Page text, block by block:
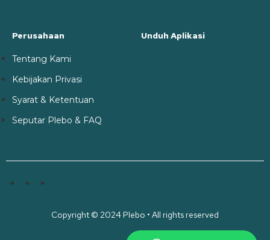
Perusahaan
Tentang Kami
Kebijakan Privasi
Syarat & Ketentuan
Seputar Plebo & FAQ
Unduh Aplikasi
Copyright © 2024 Plebo • All rights reserved